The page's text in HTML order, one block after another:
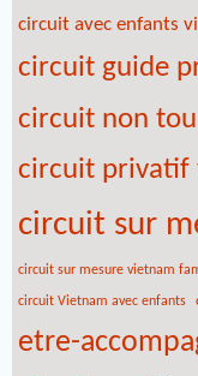
circuit avec enfants
circuit guide
circuit non
circuit privatif
circuit sur
circuit sur mesure vietnam
circuit Vietnam avec enfants
etre-